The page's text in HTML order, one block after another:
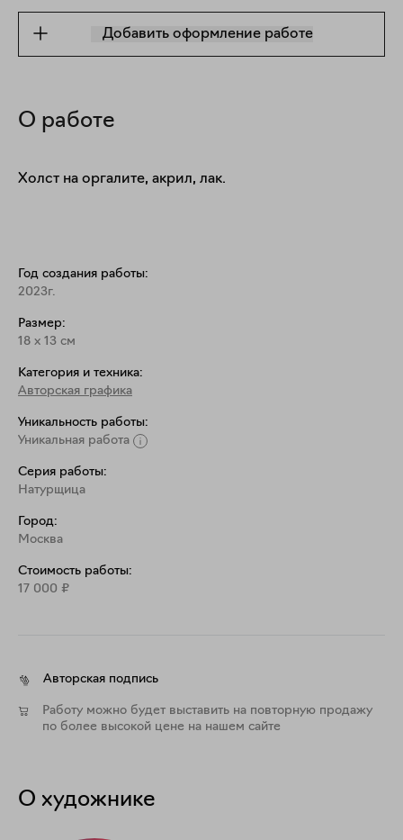
Добавить оформление работе
О работе
Холст на оргалите, акрил, лак.
Год создания работы:
2023г.
Размер:
18 x 13 см
Категория и техника:
Авторская графика
Уникальность работы:
Уникальная работа
Серия работы:
Натурщица
Город:
Москва
Стоимость работы:
17 000 ₽
Авторская подпись
Работу можно будет выставить на повторную продажу
по более высокой цене на нашем сайте
О художнике